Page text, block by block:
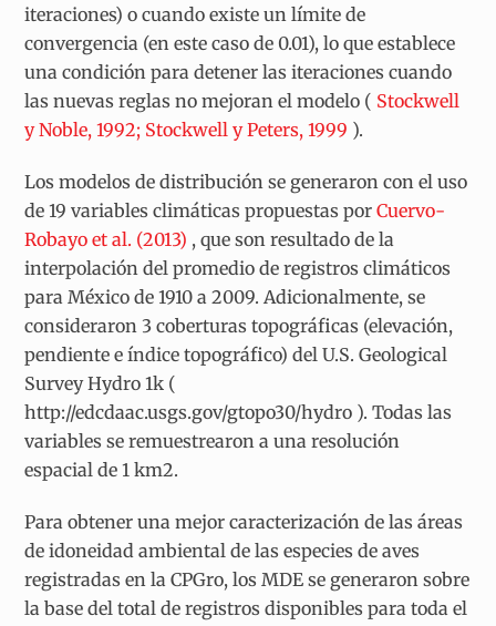
iteraciones) o cuando existe un límite de
convergencia (en este caso de 0.01), lo que establece
una condición para detener las iteraciones cuando
las nuevas reglas no mejoran el modelo ( Stockwell
y Noble, 1992; Stockwell y Peters, 1999 ).
Los modelos de distribución se generaron con el uso
de 19 variables climáticas propuestas porCuervo-
Robayo et al. (2013) , que son resultado de la
interpolación del promedio de registros climáticos
para México de 1910 a 2009. Adicionalmente, se
consideraron 3 coberturas topográficas (elevación,
pendiente e índice topográfico) del U.S. Geological
Survey Hydro 1k (
http://edcdaac.usgs.gov/gtopo30/hydro ). Todas las
variables se remuestrearon a una resolución
espacial de 1 km2.
Para obtener una mejor caracterización de las áreas
de idoneidad ambiental de las especies de aves
registradas en la CPGro, los MDE se generaron sobre
la base del total de registros disponibles para toda el